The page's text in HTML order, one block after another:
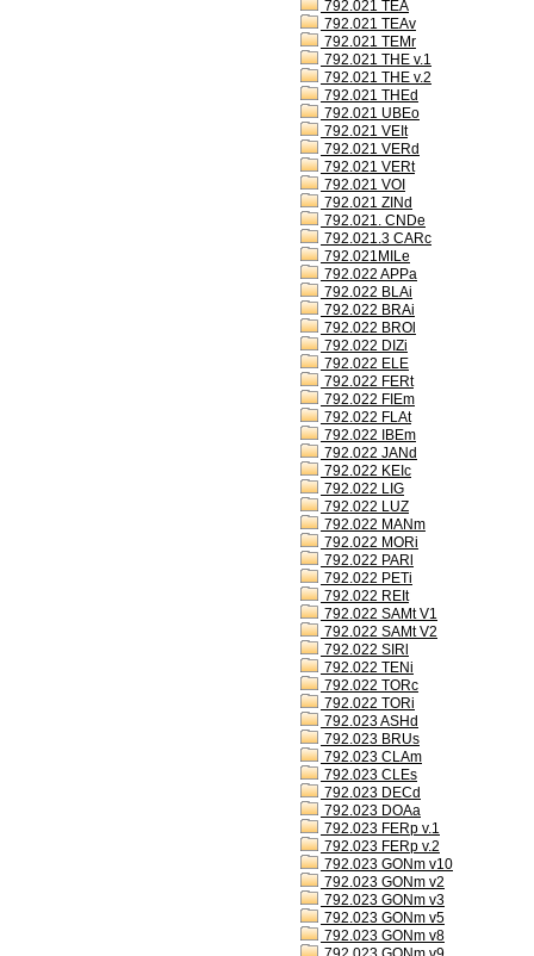
792.021 TEA
792.021 TEAv
792.021 TEMr
792.021 THE v.1
792.021 THE v.2
792.021 THEd
792.021 UBEo
792.021 VEIt
792.021 VERd
792.021 VERt
792.021 VOI
792.021 ZINd
792.021. CNDe
792.021.3 CARc
792.021MILe
792.022 APPa
792.022 BLAi
792.022 BRAi
792.022 BROl
792.022 DIZi
792.022 ELE
792.022 FERt
792.022 FIEm
792.022 FLAt
792.022 IBEm
792.022 JANd
792.022 KEIc
792.022 LIG
792.022 LUZ
792.022 MANm
792.022 MORi
792.022 PARl
792.022 PETi
792.022 REIt
792.022 SAMt V1
792.022 SAMt V2
792.022 SIRl
792.022 TENi
792.022 TORc
792.022 TORi
792.023 ASHd
792.023 BRUs
792.023 CLAm
792.023 CLEs
792.023 DECd
792.023 DOAa
792.023 FERp v.1
792.023 FERp v.2
792.023 GONm v10
792.023 GONm v2
792.023 GONm v3
792.023 GONm v5
792.023 GONm v8